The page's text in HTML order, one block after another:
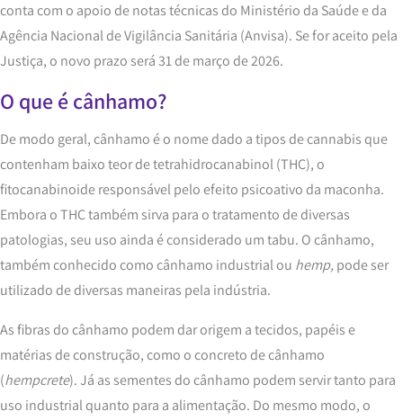
conta com o apoio de notas técnicas do Ministério da Saúde e da
Agência Nacional de Vigilância Sanitária (Anvisa). Se for aceito pela
Justiça, o novo prazo será 31 de março de 2026.
O que é cânhamo?
De modo geral, cânhamo é o nome dado a tipos de cannabis que
contenham baixo teor de tetrahidrocanabinol (THC), o
fitocanabinoide responsável pelo efeito psicoativo da maconha.
Embora o THC também sirva para o tratamento de diversas
patologias, seu uso ainda é considerado um tabu. O cânhamo,
também conhecido como cânhamo industrial ou hemp, pode ser
utilizado de diversas maneiras pela indústria.
As fibras do cânhamo podem dar origem a tecidos, papéis e
matérias de construção, como o concreto de cânhamo
(hempcrete). Já as sementes do cânhamo podem servir tanto para
uso industrial quanto para a alimentação. Do mesmo modo, o